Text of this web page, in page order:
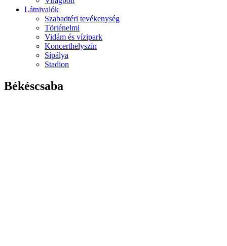
Látnivalók
Szabadtéri tevékenység
Történelmi
Vidám és vízipark
Koncerthelyszín
Sípálya
Stadion
Békéscsaba